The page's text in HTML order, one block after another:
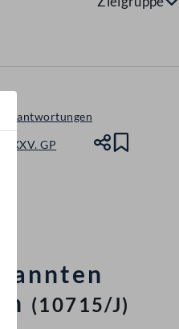
Beantwortungen
- XXV. GP
(10715/J)